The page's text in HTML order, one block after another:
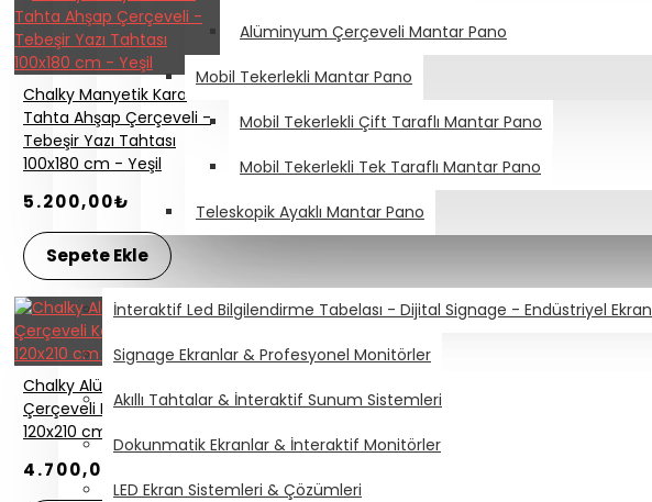
Alüminyum Çerçeveli Mantar Pano
Mobil Tekerlekli Mantar Pano
Mobil Tekerlekli Çift Taraflı Mantar Pano
Mobil Tekerlekli Tek Taraflı Mantar Pano
Teleskopik Ayaklı Mantar Pano
DİJİTAL SIGNAGE & ENDÜSTRİYEL EKRANLAR
İnteraktif Led Bilgilendirme Tabelası - Dijital Signage - Endüstriyel Ekran
Signage Ekranlar & Profesyonel Monitörler
Akıllı Tahtalar & İnteraktif Sunum Sistemleri
Dokunmatik Ekranlar & İnteraktif Monitörler
LED Ekran Sistemleri & Çözümleri
Chalky Manyetik Kara
Tahta Ahşap Çerçeveli -
Tebeşir Yazı Tahtası
100x180 cm - Yeşil
5.200,00₺
Sepete Ekle
Chalky Alüminyum
Çerçeveli Kara Tahta
120x210 cm - Siyah
4.700,00₺